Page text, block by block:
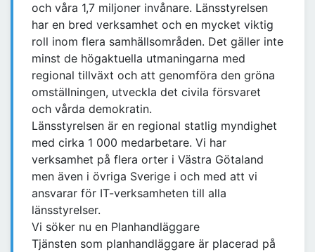
och våra 1,7 miljoner invånare. Länsstyrelsen
har en bred verksamhet och en mycket viktig
roll inom flera samhällsområden. Det gäller inte
minst de högaktuella utmaningarna med
regional tillväxt och att genomföra den gröna
omställningen, utveckla det civila försvaret
och vårda demokratin.
Länsstyrelsen är en regional statlig myndighet
med cirka 1 000 medarbetare. Vi har
verksamhet på flera orter i Västra Götaland
men även i övriga Sverige i och med att vi
ansvarar för IT-verksamheten till alla
länsstyrelser.
Vi söker nu en Planhandläggare
Tjänsten som planhandläggare är placerad på